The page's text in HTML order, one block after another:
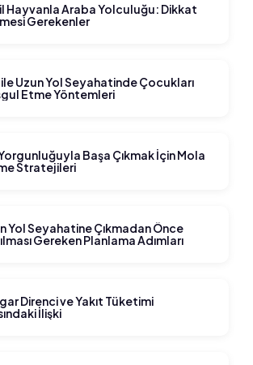
Hayvanla Araba Yolculuğu: Dikkat
Gerekenler
Uzun Yol Seyahatinde Çocukları
Etme Yöntemleri
Başa Çıkmak İçin Mola
Stratejileri
Yol Seyahatine Çıkmadan Önce
Gereken Planlama Adımları
Direnci ve Yakıt Tüketimi
İlişki